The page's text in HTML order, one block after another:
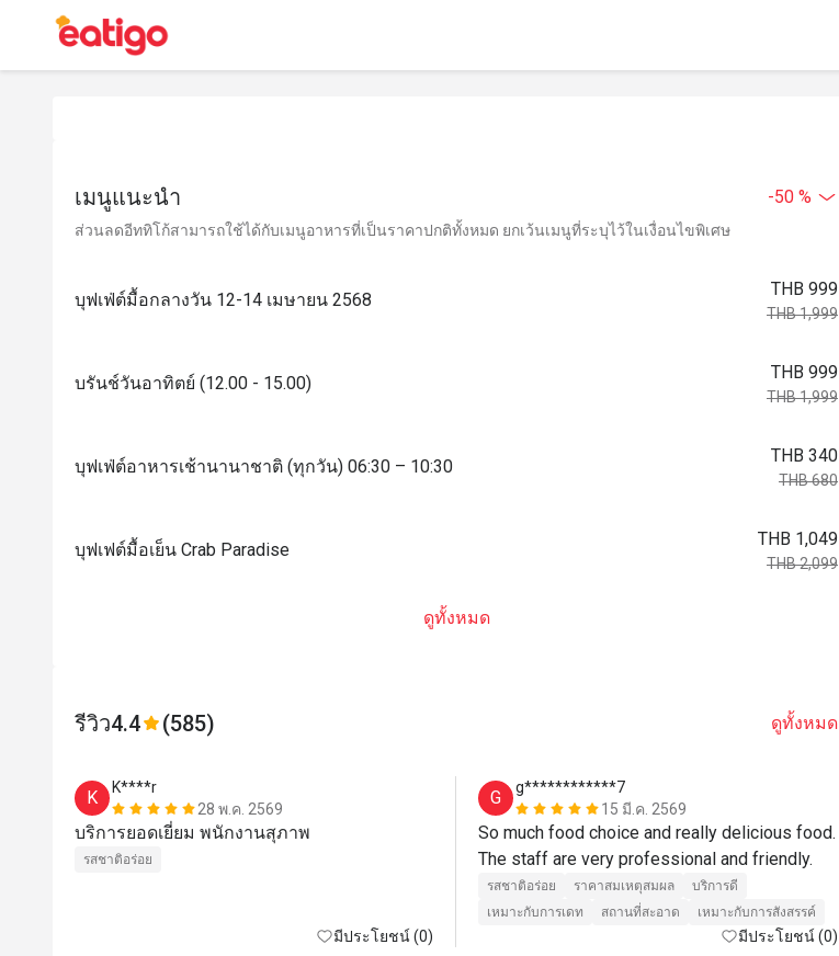
เมนูแนะนำ -50 %
ส่วนลดอีททิโก้สามารถใช้ได้กับเมนูอาหารที่เป็นราคาปกติทั้งหมด ยกเว้นเมนูที่ระบุไว้ในเงื่อนไขพิเศษ
บุฟเฟ่ต์มื้อกลางวัน 12-14 เมษายน 2568
THB 999
THB 1,999
บรันช์วันอาทิตย์ (12.00 - 15.00)
THB 999
THB 1,999
บุฟเฟ่ต์อาหารเช้านานาชาติ (ทุกวัน) 06:30 – 10:30
THB 340
THB 680
บุฟเฟต์มื้อเย็น Crab Paradise
THB 1,049
THB 2,099
ดูทั้งหมด
รีวิว4.4 (585) ดูทั้งหมด
K
K****r
28 พ.ค. 2569
บริการยอดเยี่ยม พนักงานสุภาพ
รสชาติอร่อย
มีประโยชน์ (0)
G
g************7
15 มี.ค. 2569
So much food choice and really delicious food.
รสชาติอร่อย ราคาสมเหตุสมผล
บริการดี
เหมาะกับการเดท
สถานที่สะอาด เหมาะกับการสังสรรค์
มีประโยชน์ (0)